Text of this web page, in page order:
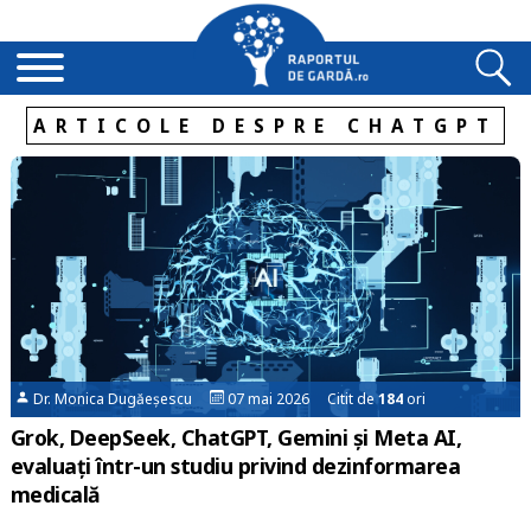
ARTICOLE DESPRE CHATGPT
Dr. Monica Dugăeșescu 07 mai 2026 Citit de184ori
Grok, DeepSeek, ChatGPT, Gemini și Meta AI,
evaluați într-un studiu privind dezinformarea
medicală